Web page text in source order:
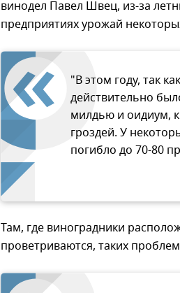
винодел Павел Швец, из-за
предприятиях урожай
"В этом году, так
действительно
милдью и оидиум,
гроздей. У
погибло до 70-80
Там, где виноградники
проветриваются, таких